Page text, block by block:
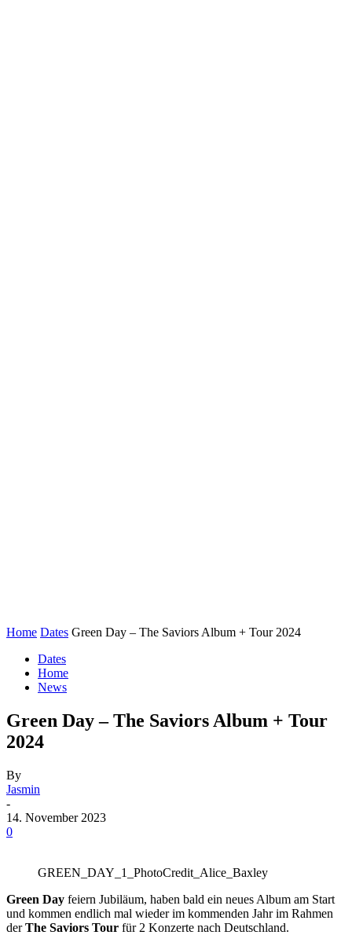
Home Dates Green Day – The Saviors Album + Tour 2024
Dates
Home
News
Green Day – The Saviors Album + Tour
2024
By
Jasmin
-
14. November 2023
0
GREEN_DAY_1_PhotoCredit_Alice_Baxley
Green Day feiern Jubiläum, haben bald ein neues Album am Start
und kommen endlich mal wieder im kommenden Jahr im Rahmen
derThe Saviors Tour für 2 Konzerte nach Deutschland.